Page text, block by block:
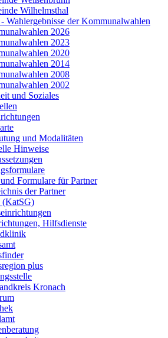
Wilhelmsthal
Wahlergebnisse der Kommunalwahlen
2026
2023
2020
2014
2008
2002
und Soziales
und Modalitäten
Hinweise
Formulare für Partner
der Partner
(KatSG)
Hilfsdienste
plus
Kronach